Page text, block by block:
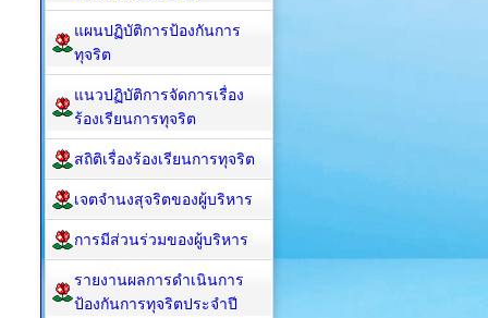
แผนปฏิบัติการป้องกันการ
ทุจริต
แนวปฏิบัติการจัดการเรื่อง
ร้องเรียนการทุจริต
สถิติเรื่องร้องเรียนการทุจริต
เจตจำนงสุจริตของผู้บริหาร
การมีส่วนร่วมของผู้บริหาร
รายงานผลการดำเนินการ
ป้องกันการทุจริตประจำปี